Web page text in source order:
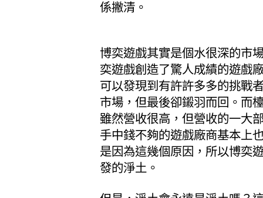
係撇清。
博奕遊戲其實是個水很深的市
奕遊戲創造了驚人成績的遊戲
可以發現到有許許多多的挑戰
市場，但最後卻鎩羽而回。而
雖然營收很高，但營收的一大
手中錢不夠的遊戲廠商基本上
是因為這幾個原因，所以博奕
發的淨土。